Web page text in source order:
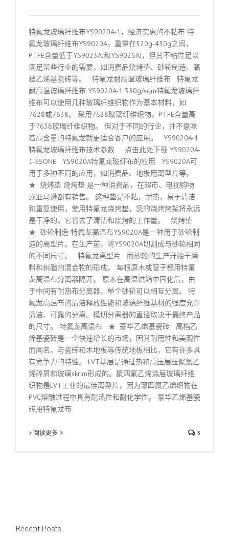
特氟龙玻璃纤维布YS9020A-1，经济实惠的不粘布 特
氟龙玻璃纤维布YS9020A，重量在320g-430g之间，
PTFE含量低于YS9023AJ和YS9025AJ，但其不粘性足以
满足某些行业的需要，如消费品烧烤垫、砂轮制造、高
档乙烯基瓷砖等。 特氟龙耐高温玻璃纤维布 特氟龙
耐高温玻璃纤维布 YS9020A-1 350g/sqm特氟龙玻璃纤
维布可以使用几种玻璃纤维织物作为基本材料，如
7628或7638。 采用7628玻璃纤维织物，PTFE含量高
于7638玻璃纤维织物。 但对于不同的行业，并不意味
着高含量的特氟龙就更适合客户的应用。 YS9020A-1
特氟龙玻璃纤维布技术参数 点击此处下载 YS9020A-
1-ESONE YS9020A特氟龙玻纤布的应用 YS9020A可
用于多种不同的应用，如消费品、地板用离型片等。
★ 烧烤垫 烧烤垫 是一种消费品，在超市、电视购物
或亚马逊都有销售。 这种垫是不粘，耐热，易于清洁
和重复使用，使用特氟龙烧烤垫，您的烧烤烤架将永远
是干净的。它省去了清洁和烧烤的工作量。 烧烤垫
★ 砂轮制造 特氟龙高温布YS9020A是一种用于砂轮制
造的离型片。在生产前，将YS9020A切割成与砂轮相同
的不同尺寸。 特氟龙离型片 而砂轮的生产开始于磨
料和树脂的混合物的形成。 每根原木或管子都用特氟
龙高温布分离器隔开。 原木在高温烘箱中固化后，由
于中间有耐热布分离器，单个砂轮可以相互分离。 特
氟龙高温布的清洁释放性能和玻璃纤维基材的强度允许
清洁、可靠的分离。模切分离器的直径取决于最终产品
的尺寸。 特氟龙高温布 ★ 豪华乙烯基瓷砖 高档乙
烯基瓷砖是一个快速增长的市场，因其耐用性和美观性
而闻名。与瓷砖和木地板等传统地板相比，它有许多具
有竞争力的特性。 LVT基层是通过热和高压层压聚氯乙
烯碎屑和玻璃skrim形成的。聚四氟乙烯涂层玻璃纤维
织物是LVT工业的最佳离型片，因为聚四氟乙烯织物在
PVC熔融过程中具有耐热性和耐化学性。 豪华乙烯基瓷
砖用特氟龙布
> 阅读更多 3
Recent Posts